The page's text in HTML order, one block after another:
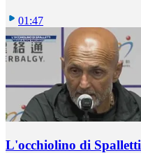
01:47
L'occhiolino di Spalletti